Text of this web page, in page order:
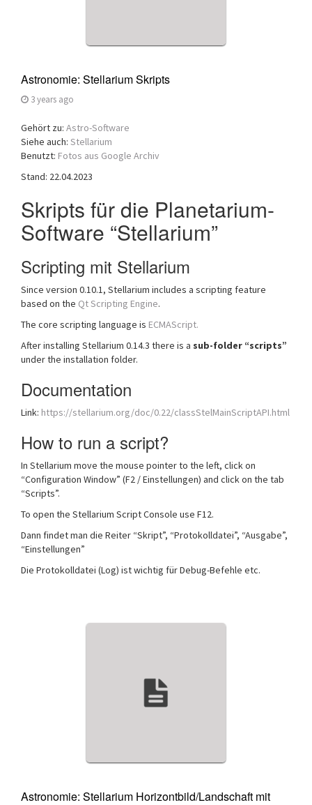
Astronomie: Stellarium Skripts
3 years ago
Gehört zu: Astro-Software
Siehe auch: Stellarium
Benutzt: Fotos aus Google Archiv
Stand: 22.04.2023
Skripts für die Planetarium-
Software “Stellarium”
Scripting mit Stellarium
Since version 0.10.1, Stellarium includes a scripting feature
based on the Qt Scripting Engine.
The core scripting language is ECMAScript.
After installing Stellarium 0.14.3 there is a sub-folder “scripts”
under the installation folder.
Documentation
Link: https://stellarium.org/doc/0.22/classStelMainScriptAPI.html
How to run a script?
In Stellarium move the mouse pointer to the left, click on
“Configuration Window” (F2 / Einstellungen) and click on the tab
“Scripts”.
To open the Stellarium Script Console use F12.
Dann findet man die Reiter “Skript”, “Protokolldatei”, “Ausgabe”,
“Einstellungen”
Die Protokolldatei (Log) ist wichtig für Debug-Befehle etc.
Astronomie: Stellarium Horizontbild/Landschaft mit